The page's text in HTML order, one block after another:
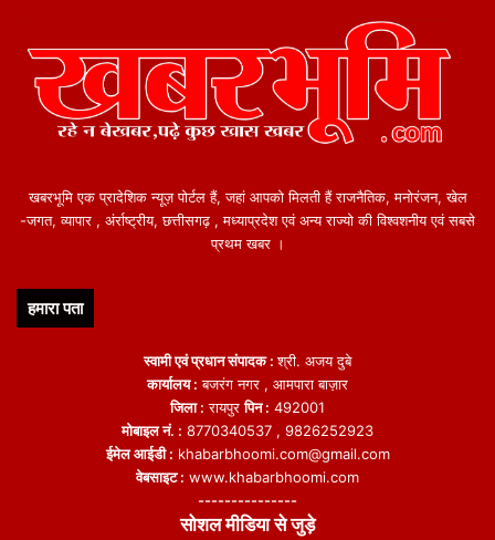
खबरभूमि एक प्रादेशिक न्यूज़ पोर्टल हैं, जहां आपको मिलती हैं राजनैतिक, मनोरंजन, खेल
-जगत, व्यापार , अंर्राष्ट्रीय, छत्तीसगढ़ , मध्याप्रदेश एवं अन्य राज्यो की विश्वशनीय एवं सबसे
प्रथम खबर ।
हमारा पता
स्वामी एवं प्रधान संपादक :श्री. अजय दुबे
कार्यालय : बजरंग नगर , आमपारा बाज़ार
जिला : रायपुरपिन : 492001
मोबाइल नं. : 8770340537 , 9826252923
ईमेल आईडी : khabarbhoomi.com@gmail.com
वेबसाइट : www.khabarbhoomi.com
---------------
सोशल मीडिया से जुड़े